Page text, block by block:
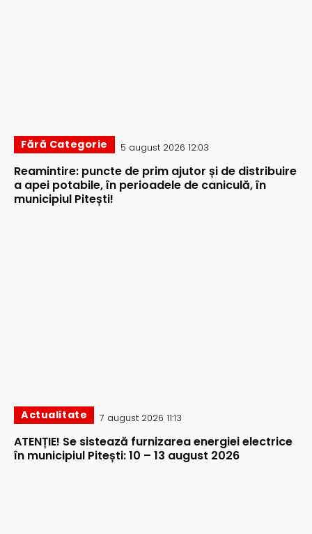
Fără Categorie 5 august 2026 12:03
Reamintire: puncte de prim ajutor și de distribuire
a apei potabile, în perioadele de caniculă, în
municipiul Pitești!
Actualitate 7 august 2026 11:13
ATENȚIE! Se sistează furnizarea energiei electrice
în municipiul Pitești: 10 – 13 august 2026